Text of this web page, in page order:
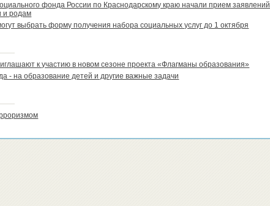
фонда России по Краснодарскому краю начали прием заявлений
и родам
выбрать форму получения набора социальных услуг до 1 октября
к участию в новом сезоне проекта «Флагманы образования»
- на образование детей и другие важные задачи